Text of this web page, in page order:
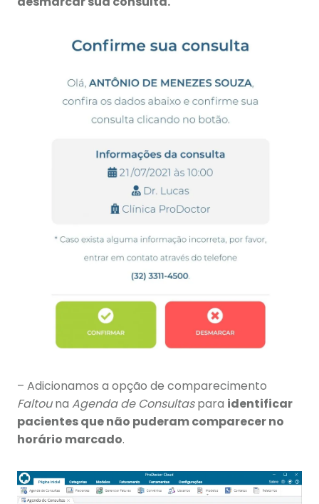
– Adicionamos a opção de comparecimento
Faltouna Agenda de Consultaspara identificar
pacientes que não puderam comparecer no
horário marcado.